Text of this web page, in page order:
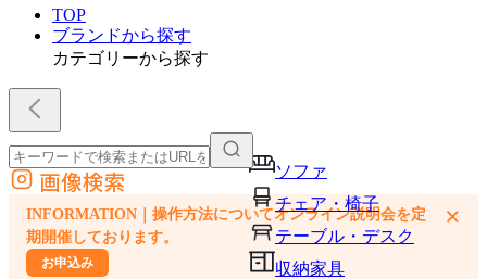
TOP
ブランドから探す
カテゴリーから探す
ソファ
チェア・椅子
テーブル・デスク
収納家具
外部サイトの商品をカートに追加
他のサイトで見つけた商品ページのURLを貼り付けて、カートに追加できます
画像検索
INFORMATION｜操作方法についてオンライン説明会を定
期開催しております。
お申込み
×